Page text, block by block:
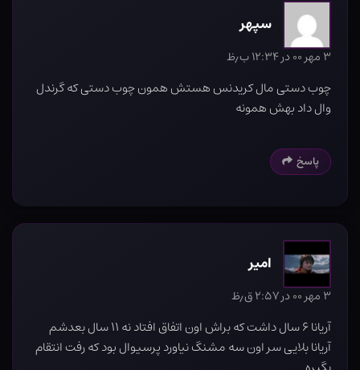
سپهر
۳ مهر ۰۰ در ۱۲:۳۴ ب٫ظ
چوب دستی مال کریدنس هستش همون چوب دستی که گرندل
وال داد بهش همونه
پاسخ
امیر
۳ مهر ۰۰ در ۲:۵۷ ق٫ظ
آریانا ۶ سال داشت که براش اون اتفاق افتاد نه ۱۱ سال بعدشم
آریانا بلایی سر اون سه مشنگ نیاورد پرسیوال بود که رفت انتقام